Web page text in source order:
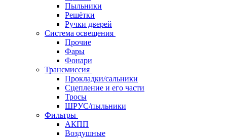
Пыльники
Решётки
Ручки дверей
Система освещения
Прочие
Фары
Фонари
Трансмиссия
Прокладки/сальники
Сцепление и его части
Тросы
ШРУС/пыльники
Фильтры
АКПП
Воздушные